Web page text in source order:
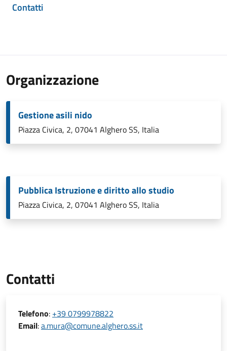
Contatti
Organizzazione
Gestione asili nido
Piazza Civica, 2, 07041 Alghero SS, Italia
Pubblica Istruzione e diritto allo studio
Piazza Civica, 2, 07041 Alghero SS, Italia
Contatti
Telefono: +39 0799978822
Email:a.mura@comune.alghero.ss.it